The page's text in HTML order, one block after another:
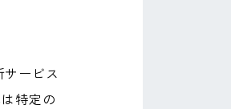
ービス
特定の